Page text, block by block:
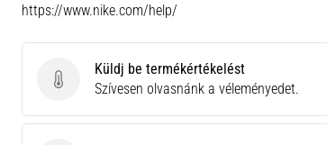
https://www.nike.com/help/
Küldj be termékértékelést
Küldj be termékértékelést
Szívesen olvasnánk a véleményedet.